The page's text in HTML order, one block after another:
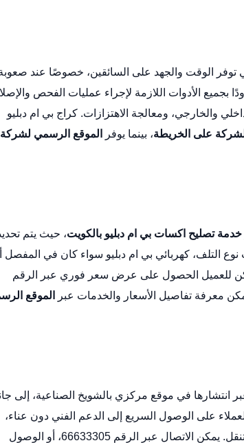
توفر الوقت والجهد على السائقين، خصوصًا عند
الأدوات اللازمة لإجراء عمليات الفحص
والخارجي، ومعالجة الاهتزازات. كراج بي ام دبليو
على الخريطة، بينما يوفر
الموقع الرسمي لشركة
تصليح اكسات بي ام دبليو بالكويت، حيث يتم
التلف، كهربائي بي ام دبليو سواء كان في المفصل
يمكن للعميل الحصول على عرض سعر فوري عبر الرقم
معرفة تفاصيل الأسعار والخدمات عبر
الموقع
انتشارها في موقع مركزي بالشويخ الصناعية، إلى
على الوصول السريع إلى الدعم الفني دون عناء،
سواء من خلال زيارة الورشة أو طلب الفني المتنقل. يمكن الاتصال عبر الرقم 66633305، أو الوصول